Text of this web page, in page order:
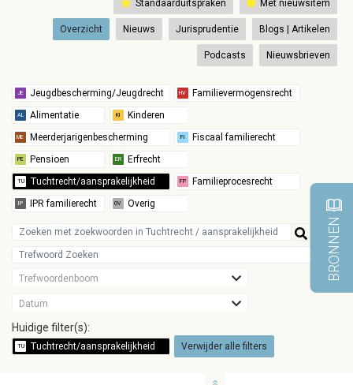
Standaarduitspraken Met nieuwsitem
Overzicht Nieuws Jurisprudentie Blogs | Artikelen
Podcasts Nieuwsbrieven
Trefwoordenboom
Datum
Huidige filter(s):
Verwijder alle filters
BRONNEN